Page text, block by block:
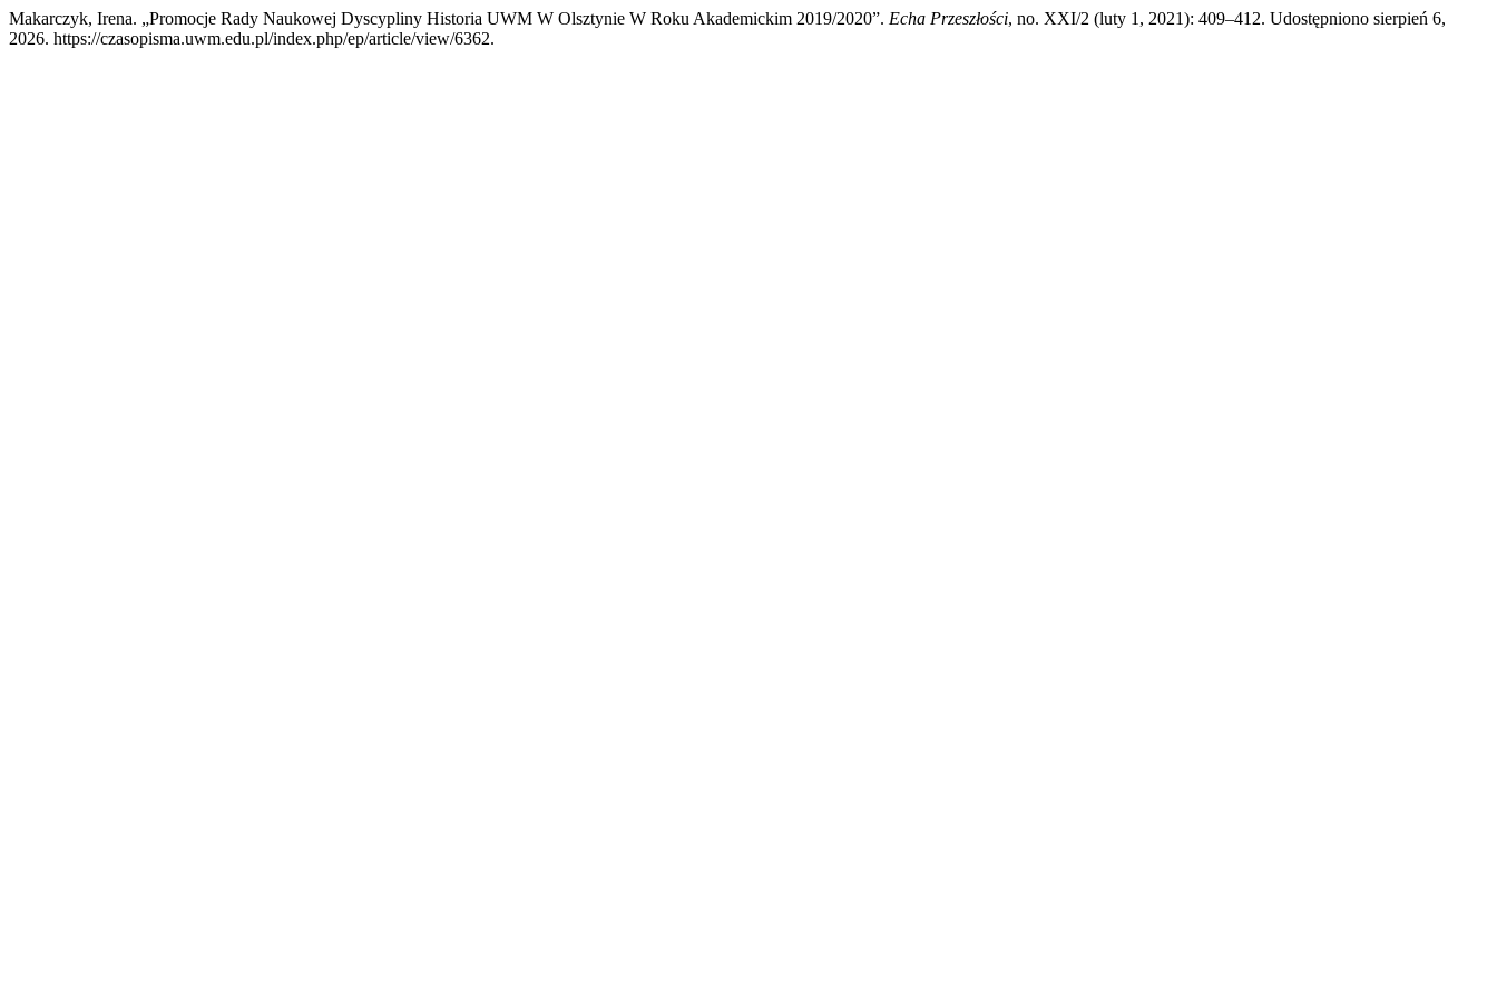
Makarczyk, Irena. „Promocje Rady Naukowej Dyscypliny Historia UWM W Olsztynie W Roku Akademickim 2019/2020”. Echa Przeszłości, no. XXI/2 (luty 1, 2021): 409–412. Udostępniono sierpień 6,
2026. https://czasopisma.uwm.edu.pl/index.php/ep/article/view/6362.